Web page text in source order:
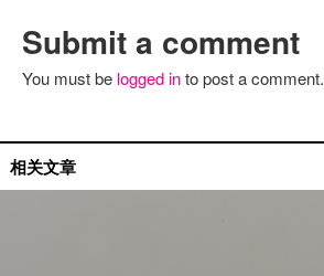
Submit a comment
You must be logged into post a comment.
相关文章
国内艺人